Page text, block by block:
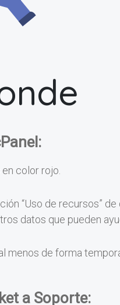
color rojo.
“Uso de recursos” de
datos que pueden
menos de forma
a Soporte: